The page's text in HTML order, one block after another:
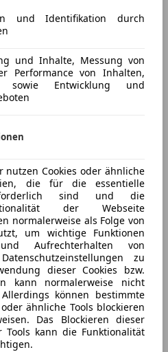
und Identifikation durch
und Inhalte, Messung von
Performance von Inhalten,
sowie Entwicklung und
nutzen Cookies oder ähnliche
die für die essentielle
sind und die
der Webseite
normalerweise als Folge von
um wichtige Funktionen
Aufrechterhalten von
zu
dieser Cookies bzw.
kann normalerweise nicht
können bestimmte
ähnliche Tools blockieren
Das Blockieren dieser
Tools kann die Funktionalität
+ Panoramadach + el.